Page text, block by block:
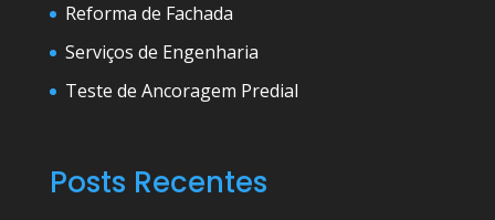
Reforma de Fachada
Serviços de Engenharia
Teste de Ancoragem Predial
Posts Recentes